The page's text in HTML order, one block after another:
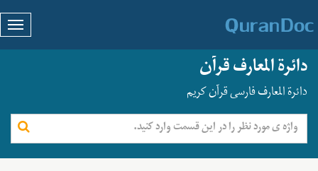
دائرة المعارف قرآن
دائرة المعارف فارسی قرآن کریم